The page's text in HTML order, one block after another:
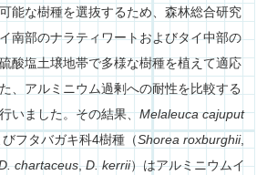
能な樹種を選抜するため、森林総合研究
南部のナラティワートおよびタイ中部の
酸塩土壌地帯で多様な樹種を植えて適応
、アルミニウム過剰への耐性を比較する
いました。その結果、Melaleuca cajuput
びフタバガキ科4樹種（Shorea roxburghii,
chartaceus,D. kerrii）はアルミニウムイ